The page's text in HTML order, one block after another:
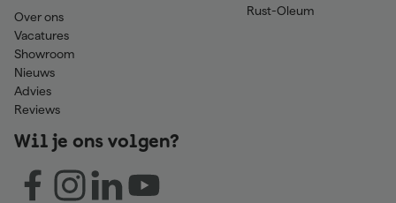
Over ons
Vacatures
Showroom
Nieuws
Advies
Reviews
Rust-Oleum
Wil je ons volgen?